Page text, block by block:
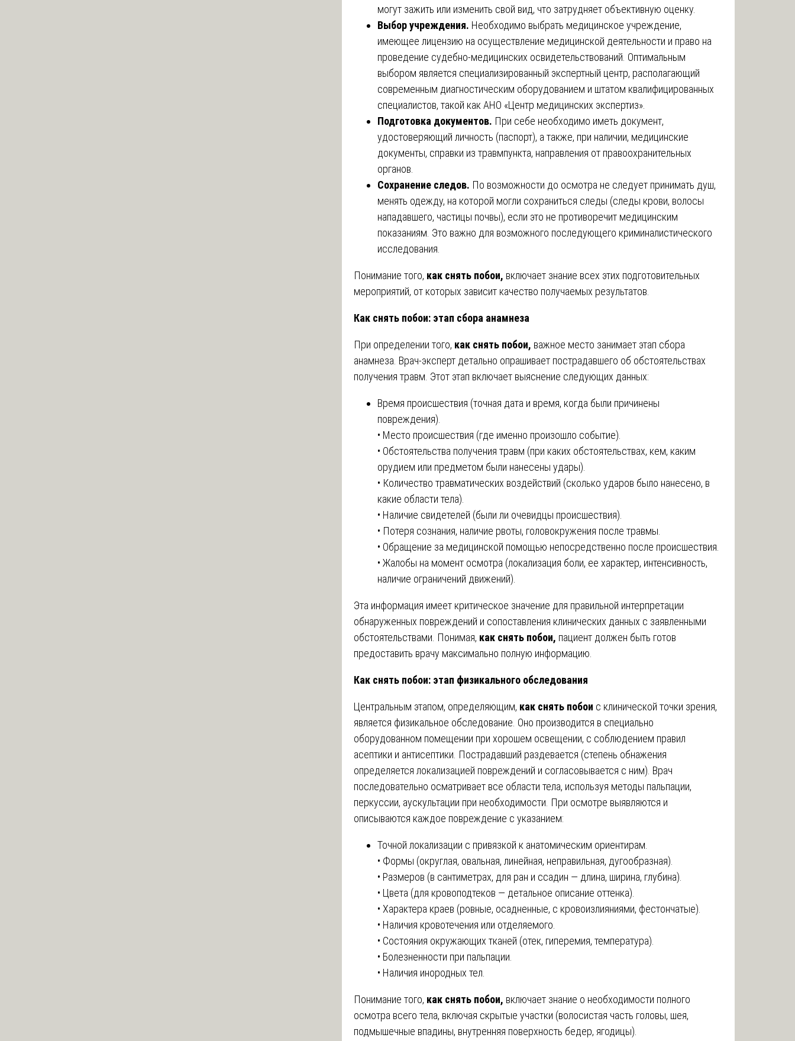
могут зажить или изменить свой вид, что затрудняет объективную оценку.
Выбор учреждения. Необходимо выбрать медицинское учреждение,
имеющее лицензию на осуществление медицинской деятельности и право на
проведение судебно-медицинских освидетельствований. Оптимальным
выбором является специализированный экспертный центр, располагающий
современным диагностическим оборудованием и штатом квалифицированных
специалистов, такой как АНО «Центр медицинских экспертиз».
Подготовка документов. При себе необходимо иметь документ,
удостоверяющий личность (паспорт), а также, при наличии, медицинские
документы, справки из травмпункта, направления от правоохранительных
органов.
Сохранение следов. По возможности до осмотра не следует принимать душ,
менять одежду, на которой могли сохраниться следы (следы крови, волосы
нападавшего, частицы почвы), если это не противоречит медицинским
показаниям. Это важно для возможного последующего криминалистического
исследования.
Понимание того, как снять побои, включает знание всех этих подготовительных
мероприятий, от которых зависит качество получаемых результатов.
Как снять побои: этап сбора анамнеза
При определении того, как снять побои, важное место занимает этап сбора
анамнеза. Врач-эксперт детально опрашивает пострадавшего об обстоятельствах
получения травм. Этот этап включает выяснение следующих данных:
Время происшествия (точная дата и время, когда были причинены
повреждения).
• Место происшествия (где именно произошло событие).
• Обстоятельства получения травм (при каких обстоятельствах, кем, каким
орудием или предметом были нанесены удары).
• Количество травматических воздействий (сколько ударов было нанесено, в
какие области тела).
• Наличие свидетелей (были ли очевидцы происшествия).
• Потеря сознания, наличие рвоты, головокружения после травмы.
• Обращение за медицинской помощью непосредственно после происшествия.
• Жалобы на момент осмотра (локализация боли, ее характер, интенсивность,
наличие ограничений движений).
Эта информация имеет критическое значение для правильной интерпретации
обнаруженных повреждений и сопоставления клинических данных с заявленными
обстоятельствами. Понимая, как снять побои, пациент должен быть готов
предоставить врачу максимально полную информацию.
Как снять побои: этап физикального обследования
Центральным этапом, определяющим, как снять побои с клинической точки зрения,
является физикальное обследование. Оно производится в специально
оборудованном помещении при хорошем освещении, с соблюдением правил
асептики и антисептики. Пострадавший раздевается (степень обнажения
определяется локализацией повреждений и согласовывается с ним). Врач
последовательно осматривает все области тела, используя методы пальпации,
перкуссии, аускультации при необходимости. При осмотре выявляются и
описываются каждое повреждение с указанием:
Точной локализации с привязкой к анатомическим ориентирам.
• Формы (округлая, овальная, линейная, неправильная, дугообразная).
• Размеров (в сантиметрах, для ран и ссадин — длина, ширина, глубина).
• Цвета (для кровоподтеков — детальное описание оттенка).
• Характера краев (ровные, осадненные, с кровоизлияниями, фестончатые).
• Наличия кровотечения или отделяемого.
• Состояния окружающих тканей (отек, гиперемия, температура).
• Болезненности при пальпации.
• Наличия инородных тел.
Понимание того, как снять побои, включает знание о необходимости полного
осмотра всего тела, включая скрытые участки (волосистая часть головы, шея,
подмышечные впадины, внутренняя поверхность бедер, ягодицы).